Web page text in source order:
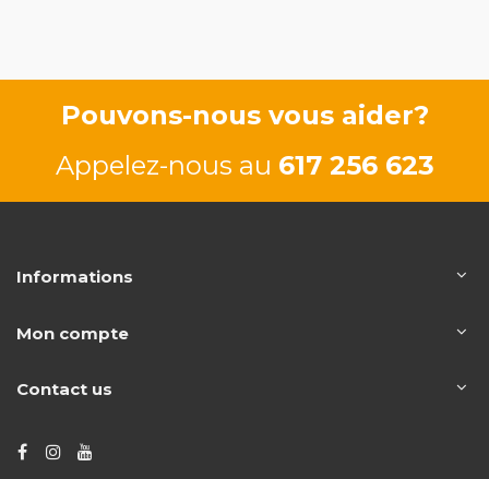
Pouvons-nous vous aider?
Appelez-nous au 617 256 623
Informations
Mon compte
Contact us